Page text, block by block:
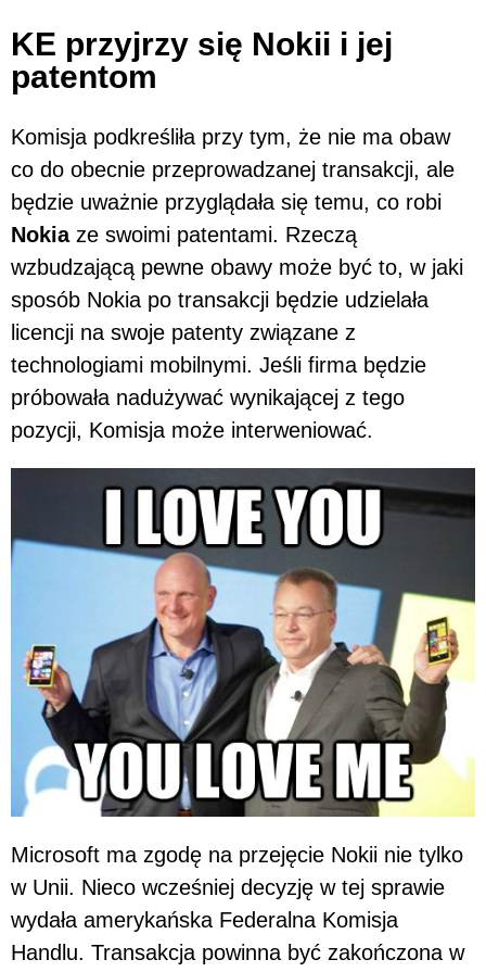
KE przyjrzy się Nokii i jej
patentom
Komisja podkreśliła przy tym, że nie ma obaw
co do obecnie przeprowadzanej transakcji, ale
będzie uważnie przyglądała się temu, co robi
Nokiaze swoimi patentami. Rzeczą
wzbudzającą pewne obawy może być to, w jaki
sposób Nokia po transakcji będzie udzielała
licencji na swoje patenty związane z
technologiami mobilnymi. Jeśli firma będzie
próbowała nadużywać wynikającej z tego
pozycji, Komisja może interweniować.
Microsoft ma zgodę na przejęcie Nokii nie tylko
w Unii. Nieco wcześniej decyzję w tej sprawie
wydała amerykańska Federalna Komisja
Handlu. Transakcja powinna być zakończona w